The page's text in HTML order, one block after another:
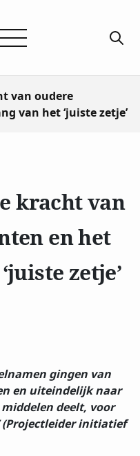
van oudere
van het ‘juiste zetje’
kracht van
en het
zetje’
gingen van
en uiteindelijk naar
deelt, voor
initiatief